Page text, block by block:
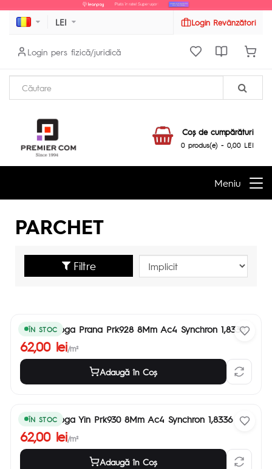
LEI Login Revânzători
Login pers fizică/juridică
Coş de cumpărături
0 produs(e) - 0,00 LEI
Meniu
PARCHET
Filtre
ÎN STOC
Parchet Yoga Prana Prk928 8Mm Ac4 Synchron 1,8336
62,00 lei/m²
Adaugă în Coş
ÎN STOC
Parchet Yoga Yin Prk930 8Mm Ac4 Synchron 1,8336
62,00 lei/m²
Adaugă în Coş